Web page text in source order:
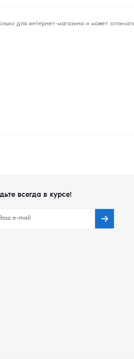
для интернет-магазина и может
всегда в курсе!